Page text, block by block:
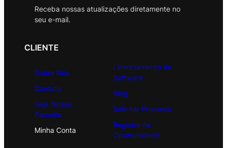
Receba nossas atualizações diretamente no
seu e-mail.
CLIENTE
Sobre Nós
Contato
Seja Nosso
Parceiro
Minha Conta
Licenciamento de
Software
Blog
Solicitar Proposta
Registro de
Oportunidade